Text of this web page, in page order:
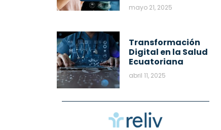
mayo 21, 2025
Transformación
Digital en la Salud
Ecuatoriana
abril 11, 2025